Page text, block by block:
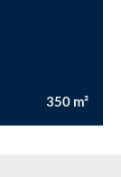
350 m²